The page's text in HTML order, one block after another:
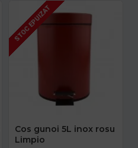
STOC EPUIZAT
Cos gunoi 5L inox rosu
Limpio